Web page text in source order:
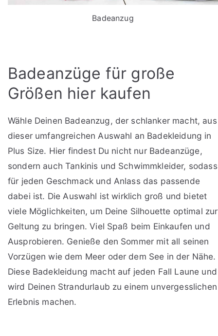
Badeanzug
Badeanzüge für große
Größen hier kaufen
Wähle Deinen Badeanzug, der schlanker macht, aus
dieser umfangreichen Auswahl an Badekleidung in
Plus Size. Hier findest Du nicht nur Badeanzüge,
sondern auch Tankinis und Schwimmkleider, sodass
für jeden Geschmack und Anlass das passende
dabei ist. Die Auswahl ist wirklich groß und bietet
viele Möglichkeiten, um Deine Silhouette optimal zur
Geltung zu bringen. Viel Spaß beim Einkaufen und
Ausprobieren. Genieße den Sommer mit all seinen
Vorzügen wie dem Meer oder dem See in der Nähe.
Diese Badekleidung macht auf jeden Fall Laune und
wird Deinen Strandurlaub zu einem unvergesslichen
Erlebnis machen.